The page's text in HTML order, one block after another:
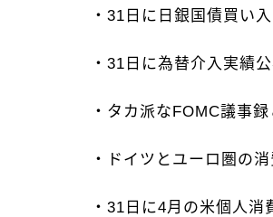
・31日に日銀国債買い
・31日に為替介入実績
・タカ派なFOMC議事
・ドイツとユーロ圏の
・31日に4月の米個人